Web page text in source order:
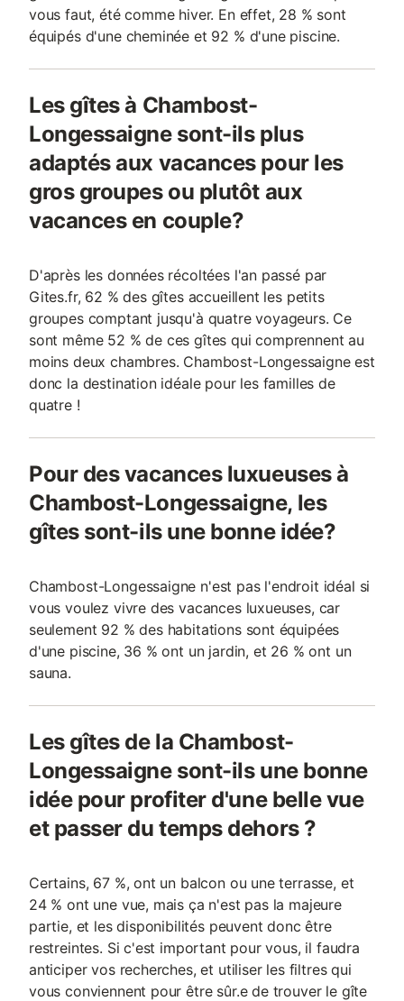
vous faut, été comme hiver. En effet, 28 % sont
équipés d'une cheminée et 92 % d'une piscine.
Les gîtes à Chambost-
Longessaigne sont-ils plus
adaptés aux vacances pour les
gros groupes ou plutôt aux
vacances en couple?
D'après les données récoltées l'an passé par
Gites.fr, 62 % des gîtes accueillent les petits
groupes comptant jusqu'à quatre voyageurs. Ce
sont même 52 % de ces gîtes qui comprennent au
moins deux chambres. Chambost-Longessaigne est
donc la destination idéale pour les familles de
quatre !
Pour des vacances luxueuses à
Chambost-Longessaigne, les
gîtes sont-ils une bonne idée?
Chambost-Longessaigne n'est pas l'endroit idéal si
vous voulez vivre des vacances luxueuses, car
seulement 92 % des habitations sont équipées
d'une piscine, 36 % ont un jardin, et 26 % ont un
sauna.
Les gîtes de la Chambost-
Longessaigne sont-ils une bonne
idée pour profiter d'une belle vue
et passer du temps dehors ?
Certains, 67 %, ont un balcon ou une terrasse, et
24 % ont une vue, mais ça n'est pas la majeure
partie, et les disponibilités peuvent donc être
restreintes. Si c'est important pour vous, il faudra
anticiper vos recherches, et utiliser les filtres qui
vous conviennent pour être sûr.e de trouver le gîte